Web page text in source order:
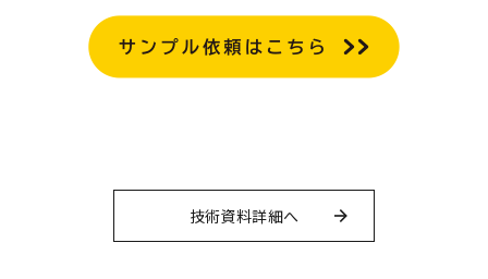
技術資料詳細へ